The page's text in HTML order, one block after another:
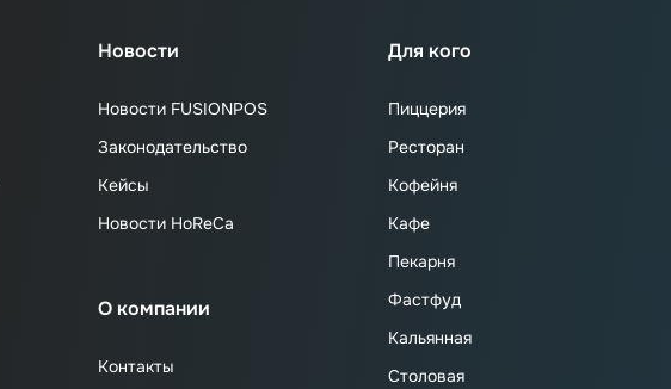
Новости
Новости FUSIONPOS
Законодательство
Кейсы
Новости HoReCa
О компании
Контакты
Для кого
Пиццерия
Ресторан
Кофейня
Кафе
Пекарня
Фастфуд
Кальянная
Столовая